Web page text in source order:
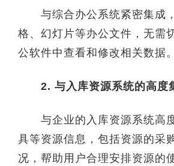
与综合办公系统紧密集成，
格、幻灯片等办公文件，无需
公软件中查看和修改相关数据。
2. 与入库资源系统的高度
与企业的入库资源系统高度
具等资源信息，包括资源的采
况，帮助用户合理安排资源的